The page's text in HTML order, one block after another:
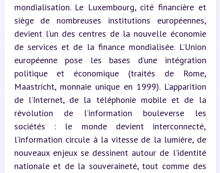
mondialisation. Le Luxembourg, cité financière et
siège de nombreuses institutions européennes,
devient l’un des centres de la nouvelle économie
de services et de la finance mondialisée. L’Union
européenne pose les bases d’une intégration
politique et économique (traités de Rome,
Maastricht, monnaie unique en 1999). L’apparition
de l’Internet, de la téléphonie mobile et de la
révolution de l’information bouleverse les
sociétés : le monde devient interconnecté,
l’information circule à la vitesse de la lumière, de
nouveaux enjeux se dessinent autour de l’identité
nationale et de la souveraineté, tout comme des